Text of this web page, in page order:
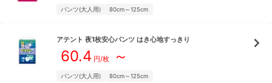
パンツ(大人用) 80cm～125cm
アテント 夜1枚安心パンツ はき心地すっきり
60.4 円/枚～
パンツ(大人用) 80cm～125cm